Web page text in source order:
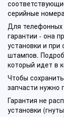
серийные
Для телефонных
гарантии - она
установки и при
штампов.
который идет в
Чтобы
запчасти нужно
Гарантия не
установки